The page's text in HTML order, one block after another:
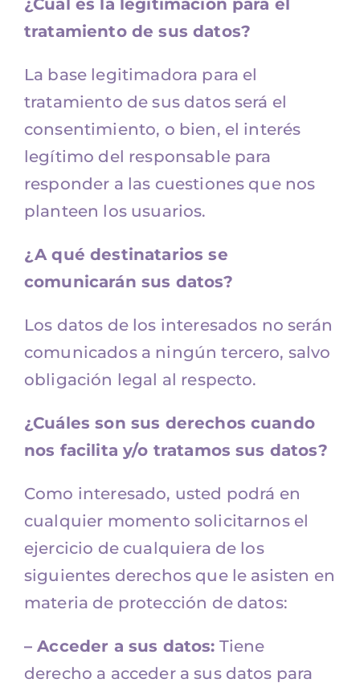
¿Cuál es la legitimación para el
tratamiento de sus datos?
La base legitimadora para el
tratamiento de sus datos será el
consentimiento, o bien, el interés
legítimo del responsable para
responder a las cuestiones que nos
planteen los usuarios.
¿A qué destinatarios se
comunicarán sus datos?
Los datos de los interesados no serán
comunicados a ningún tercero, salvo
obligación legal al respecto.
¿Cuáles son sus derechos cuando
nos facilita y/o tratamos sus datos?
Como interesado, usted podrá en
cualquier momento solicitarnos el
ejercicio de cualquiera de los
siguientes derechos que le asisten en
materia de protección de datos:
– Acceder a sus datos: Tiene
derecho a acceder a sus datos para